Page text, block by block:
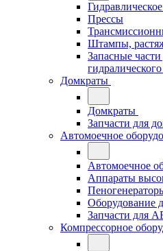
Прессы
Штампы,
Запасные
Домкраты
Домкраты
Запчасти для
Автомоечное
Автомоечное
Аппараты
Оборудование
Запчасти для
Компрессорное